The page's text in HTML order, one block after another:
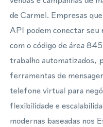
de Carmel. Empresas
API podem conectar
com o código de área
trabalho automatizados,
ferramentas de
telefone virtual para
flexibilidade e
modernas baseadas nos